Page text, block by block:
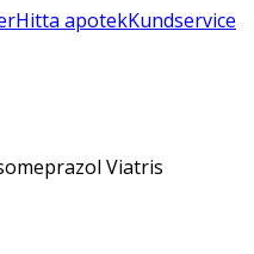
Hitta apotekKundservice
Viatris